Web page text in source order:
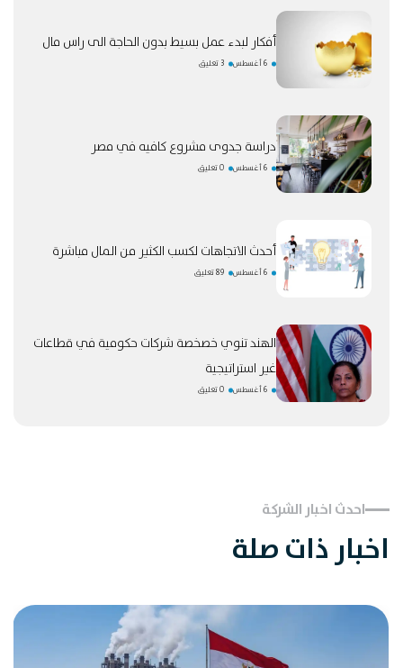
أفكار لبدء عمل بسيط بدون الحاجة الى راس مال
6 أغسطس 3 تعليق
دراسة جدوى مشروع كافيه في مصر
6 أغسطس 0 تعليق
أحدث الاتجاهات لكسب الكثير من المال مباشرة
6 أغسطس 89 تعليق
الهند تنوي خصخصة شركات حكومية في قطاعات
غير استراتيجية
6 أغسطس 0 تعليق
احدث اخبار الشركة
اخبار ذات صلة